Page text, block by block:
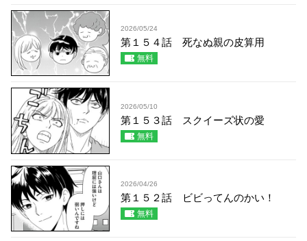
2026/05/24
第１５４話 死なぬ親の皮算用
無料
2026/05/10
第１５３話 スクイーズ状の愛
無料
2026/04/26
第１５２話 ビビってんのかい！
無料